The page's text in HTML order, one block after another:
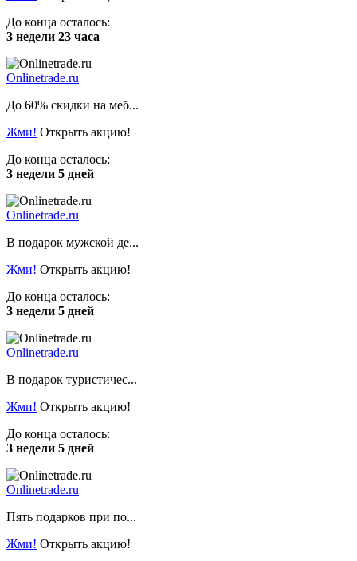
До конца осталось:
3 недели 23 часа
Onlinetrade.ru
До 60% скидки на меб...
Жми! Открыть акцию!
До конца осталось:
3 недели 5 дней
Onlinetrade.ru
В подарок мужской де...
Жми! Открыть акцию!
До конца осталось:
3 недели 5 дней
Onlinetrade.ru
В подарок туристичес...
Жми! Открыть акцию!
До конца осталось:
3 недели 5 дней
Onlinetrade.ru
Пять подарков при по...
Жми! Открыть акцию!